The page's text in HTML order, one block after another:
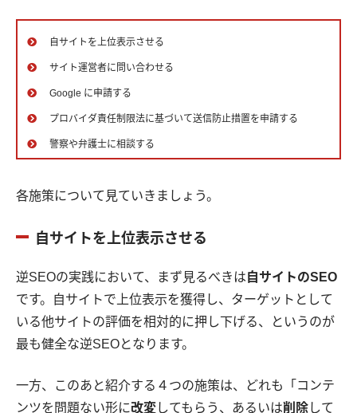
自サイトを上位表示させる
サイト運営者に問い合わせる
Google に申請する
プロバイダ責任制限法に基づいて送信防止措置を申請する
警察や弁護士に相談する
各施策について見ていきましょう。
自サイトを上位表示させる
逆SEOの実践において、まず見るべきは自サイトのSEO
です。自サイトで上位表示を獲得し、ターゲットとして
いる他サイトの評価を相対的に押し下げる、というのが
最も健全な逆SEOとなります。
一方、このあと紹介する４つの施策は、どれも「コンテ
ンツを問題ない形に改変してもらう、あるいは削除して